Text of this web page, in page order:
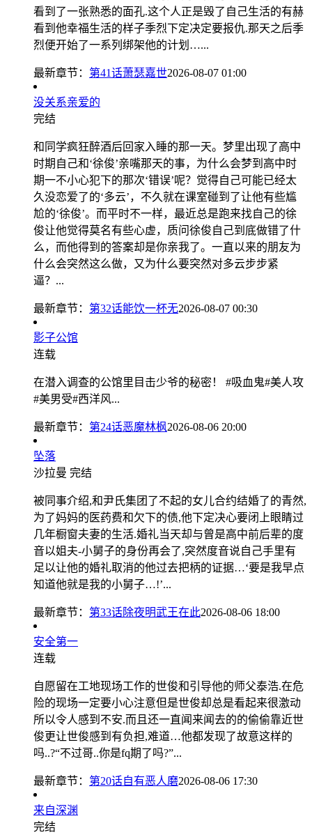
看到了一张熟悉的面孔.这个人正是毁了自己生活的有赫
看到他幸福生活的样子季烈下定决定要报仇.那天之后季
烈便开始了一系列绑架他的计划…...
最新章节： 第41话萧瑟嘉世2026-08-07 01:00
没关系亲爱的
完结
和同学疯狂醉酒后回家入睡的那一天。梦里出现了高中
时期自己和‘徐俊’亲嘴那天的事，为什么会梦到高中时
期一不小心犯下的那次‘错误’呢？觉得自己可能已经太
久没恋爱了的‘多云’，不久就在课室碰到了让他有些尴
尬的‘徐俊’。而平时不一样，最近总是跑来找自己的徐
俊让他觉得莫名有些心虚，质问徐俊自己到底做错了什
么，而他得到的答案却是你亲我了。一直以来的朋友为
什么会突然这么做，又为什么要突然对多云步步紧
逼？...
最新章节： 第32话能饮一杯无2026-08-07 00:30
影子公馆
连载
在潜入调查的公馆里目击少爷的秘密！ #吸血鬼#美人攻
#美男受#西洋风...
最新章节： 第24话恶魔林枫2026-08-06 20:00
坠落
沙拉曼 完结
被同事介绍,和尹氏集团了不起的女儿合约结婚了的青然,
为了妈妈的医药费和欠下的债,他下定决心要闭上眼睛过
几年橱窗夫妻的生活.婚礼当天却与曾是高中前后辈的度
音以姐夫-小舅子的身份再会了,突然度音说自己手里有
足以让他的婚礼取消的他过去把柄的证据…‘要是我早点
知道他就是我的小舅子…!’...
最新章节： 第33话除夜明武王在此2026-08-06 18:00
安全第一
连载
自愿留在工地现场工作的世俊和引导他的师父泰浩.在危
险的现场一定要小心注意但是世俊却总是看起来很激动
所以令人感到不安.而且还一直闻来闻去的的偷偷靠近世
俊更让世俊感到有负担,难道…他都发现了故意这样的
吗..?“不过哥..你是fq期了吗?”...
最新章节： 第20话自有恶人磨2026-08-06 17:30
来自深渊
完结